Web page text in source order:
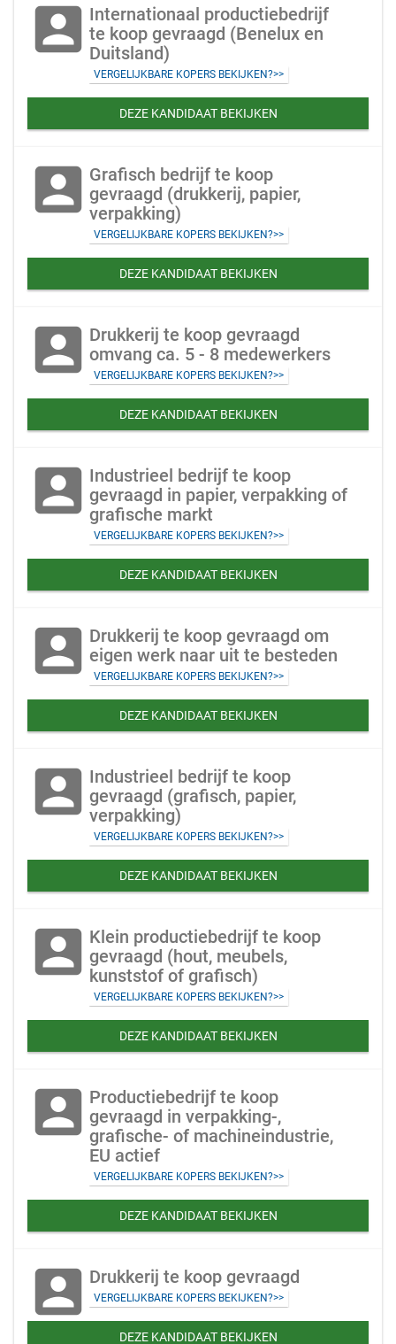
account_box Internationaal productiebedrijf
te koop gevraagd (Benelux en
Duitsland)
VERGELIJKBARE KOPERS BEKIJKEN?>>
DEZE KANDIDAAT BEKIJKEN
account_box Grafisch bedrijf te koop
gevraagd (drukkerij, papier,
verpakking)
VERGELIJKBARE KOPERS BEKIJKEN?>>
DEZE KANDIDAAT BEKIJKEN
account_box Drukkerij te koop gevraagd
omvang ca. 5 - 8 medewerkers
VERGELIJKBARE KOPERS BEKIJKEN?>>
DEZE KANDIDAAT BEKIJKEN
account_box Industrieel bedrijf te koop
gevraagd in papier, verpakking of
grafische markt
VERGELIJKBARE KOPERS BEKIJKEN?>>
DEZE KANDIDAAT BEKIJKEN
account_box Drukkerij te koop gevraagd om
eigen werk naar uit te besteden
VERGELIJKBARE KOPERS BEKIJKEN?>>
DEZE KANDIDAAT BEKIJKEN
account_box Industrieel bedrijf te koop
gevraagd (grafisch, papier,
verpakking)
VERGELIJKBARE KOPERS BEKIJKEN?>>
DEZE KANDIDAAT BEKIJKEN
account_box Klein productiebedrijf te koop
gevraagd (hout, meubels,
kunststof of grafisch)
VERGELIJKBARE KOPERS BEKIJKEN?>>
DEZE KANDIDAAT BEKIJKEN
account_box Productiebedrijf te koop
gevraagd in verpakking-,
grafische- of machineindustrie,
EU actief
VERGELIJKBARE KOPERS BEKIJKEN?>>
DEZE KANDIDAAT BEKIJKEN
account_box Drukkerij te koop gevraagd
VERGELIJKBARE KOPERS BEKIJKEN?>>
DEZE KANDIDAAT BEKIJKEN